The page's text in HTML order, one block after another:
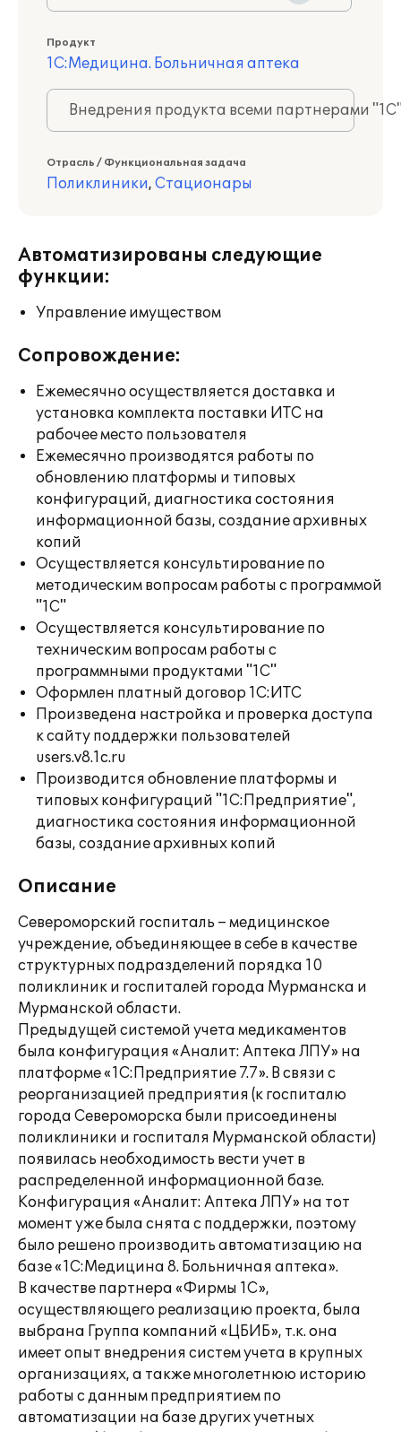
Продукт
1С:Медицина. Больничная аптека
Внедрения продукта всеми партнерами
Отрасль / Функциональная задача
Поликлиники, Стационары
Автоматизированы следующие
функции:
Управление имуществом
Сопровождение:
Ежемесячно осуществляется доставка и
установка комплекта поставки ИТС на
рабочее место пользователя
Ежемесячно производятся работы по
обновлению платформы и типовых
конфигураций, диагностика состояния
информационной базы, создание архивных
копий
Осуществляется консультирование по
методическим вопросам работы с программой
"1С"
Осуществляется консультирование по
техническим вопросам работы с
программными продуктами "1С"
Оформлен платный договор 1С:ИТС
Произведена настройка и проверка доступа
к сайту поддержки пользователей
users.v8.1c.ru
Производится обновление платформы и
типовых конфигураций "1С:Предприятие",
диагностика состояния информационной
базы, создание архивных копий
Описание
Североморский госпиталь – медицинское
учреждение, объединяющее в себе в качестве
структурных подразделений порядка 10
поликлиник и госпиталей города Мурманска и
Мурманской области.
Предыдущей системой учета медикаментов
была конфигурация «Аналит: Аптека ЛПУ» на
платформе «1С:Предприятие 7.7». В связи с
реорганизацией предприятия (к госпиталю
города Североморска были присоединены
поликлиники и госпиталя Мурманской области)
появилась необходимость вести учет в
распределенной информационной базе.
Конфигурация «Аналит: Аптека ЛПУ» на тот
момент уже была снята с поддержки, поэтому
было решено производить автоматизацию на
базе «1С:Медицина 8. Больничная аптека».
В качестве партнера «Фирмы 1С»,
осуществляющего реализацию проекта, была
выбрана Группа компаний «ЦБИБ», т.к. она
имеет опыт внедрения систем учета в крупных
организациях, а также многолетнюю историю
работы с данным предприятием по
автоматизации на базе других учетных